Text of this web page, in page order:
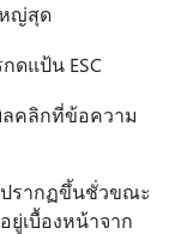
ญ่สุด
ดแป้น ESC
ลคลิกที่ข้อความ
รากฏขึ้นชั่วขณะ
ยู่เบื้องหน้าจาก